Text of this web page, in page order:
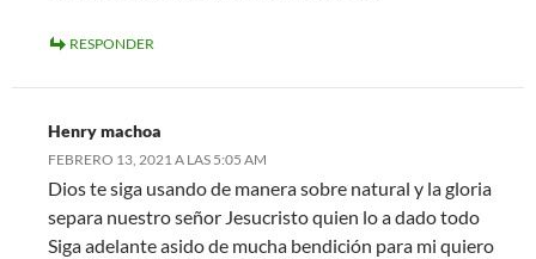
RESPONDER
Henry machoa
FEBRERO 13, 2021 A LAS 5:05 AM
Dios te siga usando de manera sobre natural y la gloria
separa nuestro señor Jesucristo quien lo a dado todo
Siga adelante asido de mucha bendición para mi quiero